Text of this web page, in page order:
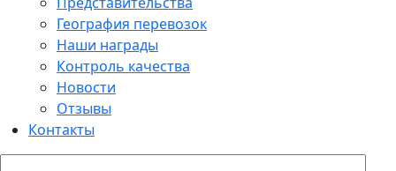
География перевозок
Наши награды
Контроль качества
Новости
Отзывы
Контакты